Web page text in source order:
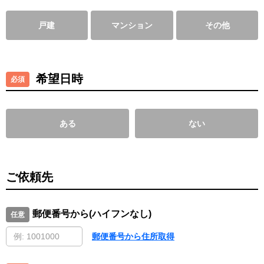
戸建 マンション その他
希望日時
ある ない
ご依頼先
郵便番号から(ハイフンなし)
郵便番号から住所取得